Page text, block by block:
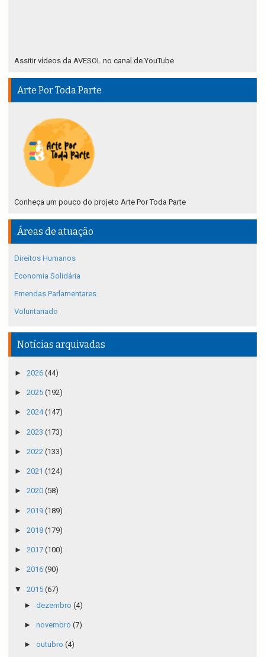
Assitir vídeos da AVESOL no canal de YouTube
Arte Por Toda Parte
Conheça um pouco do projeto Arte Por Toda Parte
Áreas de atuação
Direitos Humanos
Economia Solidária
Emendas Parlamentares
Voluntariado
Notícias arquivadas
► 2026 (44)
► 2025 (192)
► 2024(147)
► 2023 (173)
► 2022 (133)
► 2021 (124)
► 2020 (58)
► 2019 (189)
► 2018 (179)
► 2017 (100)
► 2016 (90)
▼ 2015 (67)
► dezembro (4)
► novembro (7)
► outubro (4)